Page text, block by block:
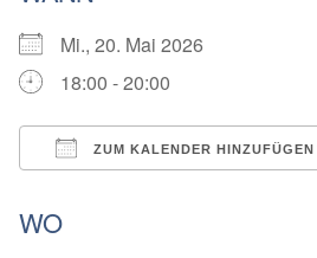
Mi., 20. Mai 2026
18:00 - 20:00
ZUM KALENDER HINZUFÜGEN
WO